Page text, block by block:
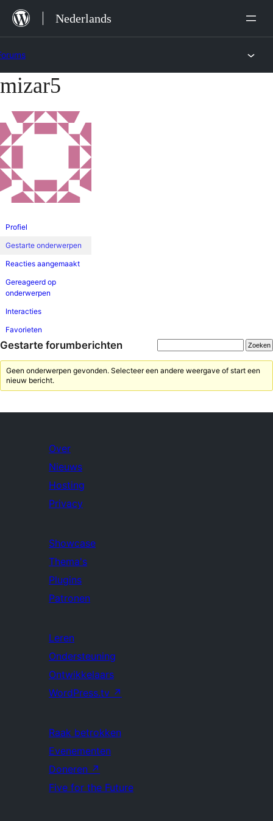
naar
Nederlands
Ga
inhoud
mizar5
Profiel
Gestarte onderwerpen
Reacties aangemaakt
Gereageerd op
onderwerpen
Interacties
Favorieten
Gestarte forumberichten
Geen onderwerpen gevonden. Selecteer een andere weergave of start een
nieuw bericht.
Over
Nieuws
Hosting
Privacy
Showcase
Thema's
Plugins
Patronen
Leren
Ondersteuning
Ontwikkelaars
WordPress.tv ↗
Raak betrokken
Evenementen
Doneren ↗
Five for the Future